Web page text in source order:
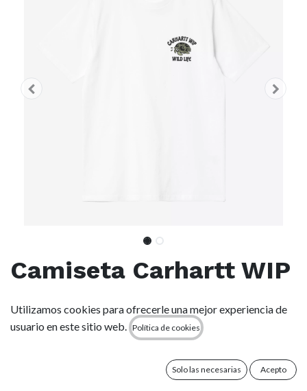
Camiseta Carhartt WIP
Wild Life - White
(0 reseña)
orgánico de peso medio y presenta un corte holgado. Los
estampados gráficos adornan la parte delantera y la espalda.
Utilizamos cookies para ofrecerle una mejor experiencia de
usuario en este sitio web.
Política de cookies
Solo las necesarias Acepto